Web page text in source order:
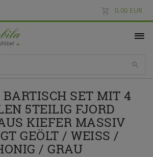
0,00 EUR
SET MIT 4
5TEILIG FJORD
KIEFER MASSIV
GEÖLT / WEISS / H
/ GRAU